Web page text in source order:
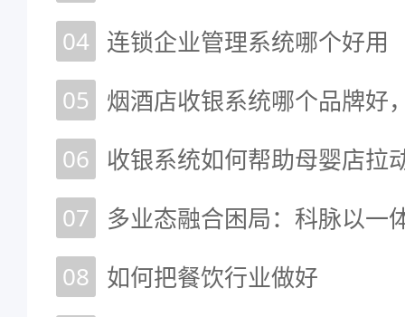
04 连锁企业管理系统哪个好用
05
烟酒店收银系统哪个品牌好
06 收银系统如何帮助母婴店拉
07
08 如何把餐饮行业做好